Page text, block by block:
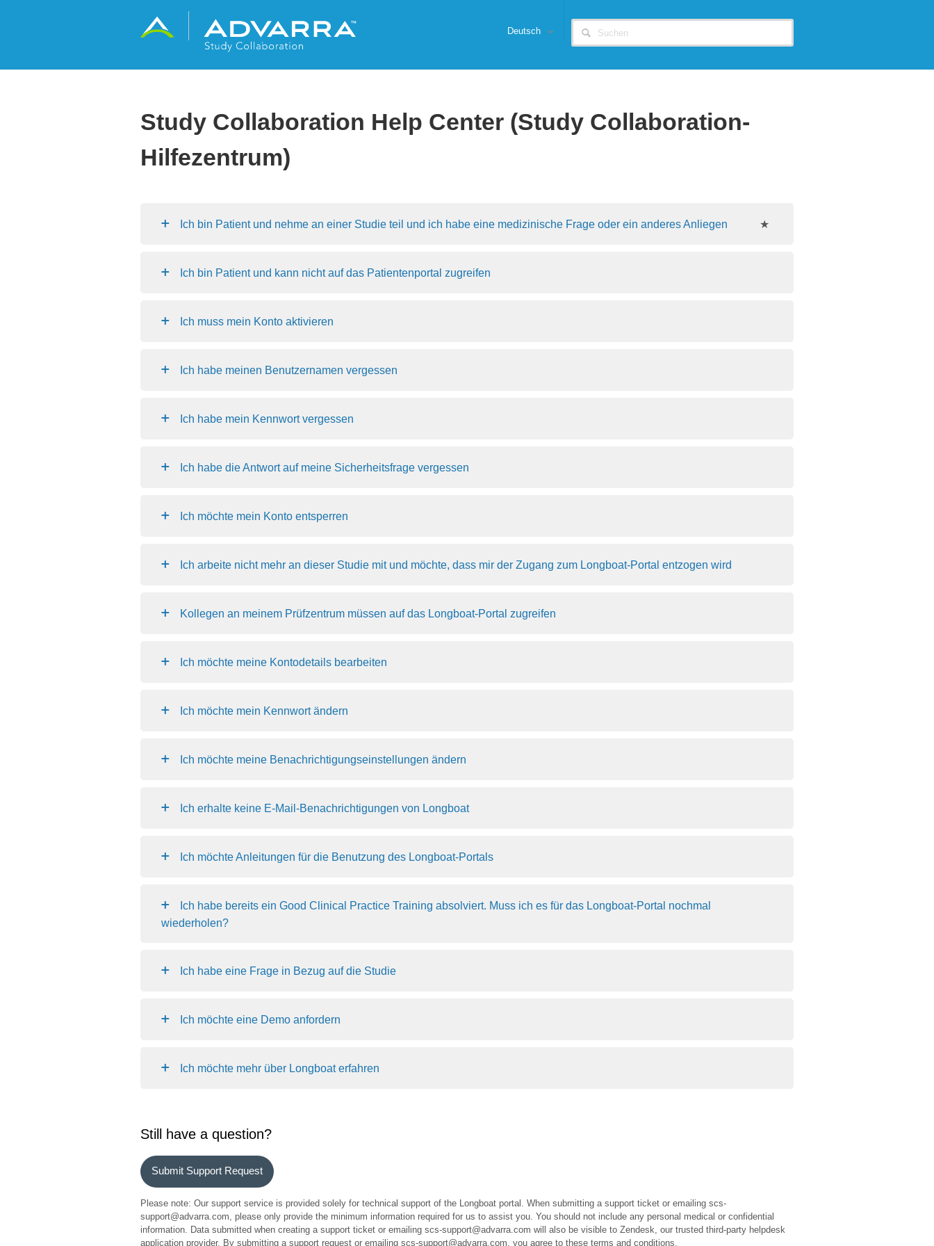
Deutsch
Study Collaboration Help Center (Study Collaboration-
Hilfezentrum)
★
Ich bin Patient und nehme an einer Studie teil und ich habe eine medizinische Frage oder ein anderes Anliegen
Ich bin Patient und kann nicht auf das Patientenportal zugreifen
Ich muss mein Konto aktivieren
Ich habe meinen Benutzernamen vergessen
Ich habe mein Kennwort vergessen
Ich habe die Antwort auf meine Sicherheitsfrage vergessen
Ich möchte mein Konto entsperren
Ich arbeite nicht mehr an dieser Studie mit und möchte, dass mir der Zugang zum Longboat-Portal entzogen wird
Kollegen an meinem Prüfzentrum müssen auf das Longboat-Portal zugreifen
Ich möchte meine Kontodetails bearbeiten
Ich möchte mein Kennwort ändern
Ich möchte meine Benachrichtigungseinstellungen ändern
Ich erhalte keine E-Mail-Benachrichtigungen von Longboat
Ich möchte Anleitungen für die Benutzung des Longboat-Portals
Ich habe bereits ein Good Clinical Practice Training absolviert. Muss ich es für das Longboat-Portal nochmal
wiederholen?
Ich habe eine Frage in Bezug auf die Studie
Ich möchte eine Demo anfordern
Ich möchte mehr über Longboat erfahren
Still have a question?
Submit Support Request
Please note: Our support service is provided solely for technical support of the Longboat portal. When submitting a support ticket or emailing scs-
support@advarra.com, please only provide the minimum information required for us to assist you. You should not include any personal medical or confidential
information. Data submitted when creating a support ticket or emailing scs-support@advarra.com will also be visible to Zendesk, our trusted third-party helpdesk
application provider. By submitting a support request or emailing scs-support@advarra.com, you agree to these terms and conditions.